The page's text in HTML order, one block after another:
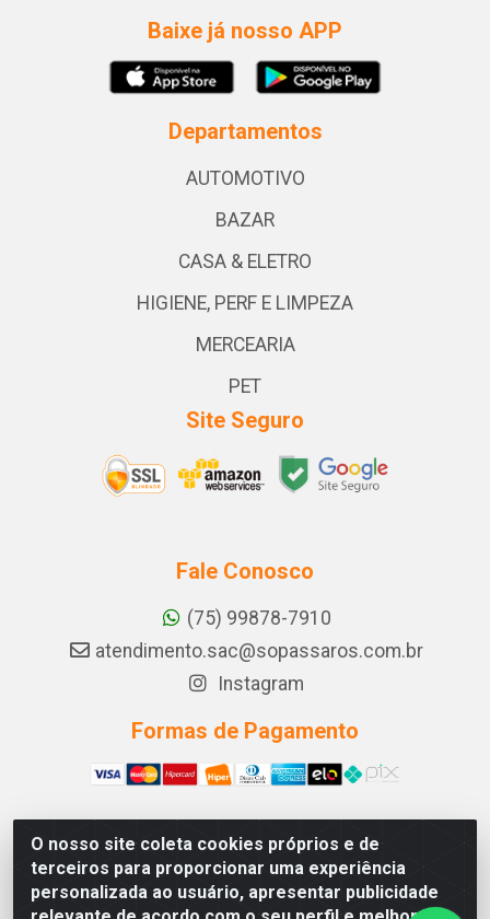
O nosso site coleta cookies próprios e de
terceiros para proporcionar uma experiência
personalizada ao usuário, apresentar publicidade
Baixe já nosso APP
Departamentos
AUTOMOTIVO
BAZAR
CASA & ELETRO
HIGIENE, PERF E LIMPEZA
MERCEARIA
PET
Site Seguro
Fale Conosco
(75) 99878-7910
atendimento.sac@sopassaros.com.br
Instagram
Formas de Pagamento
A PINA DOS SANTOS DELEZZOTTE LTDA - RODOVIA BA
233, 27 - ZONA RURAL, ITABERABA/BA - CEP 46.880-
000 - CNPJ 30.578.948/0001-90